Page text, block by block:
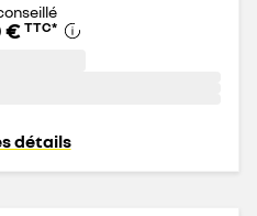
€TTC*
détails